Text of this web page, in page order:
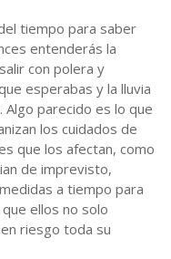
tiempo para saber
entenderás la
con polera y
esperabas y la lluvia
parecido es lo que
los cuidados de
que los afectan, como
de imprevisto,
a tiempo para
ellos no solo
riesgo toda su